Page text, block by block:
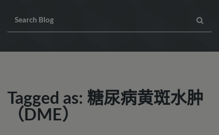
Tagged as: 糖尿病黄斑水肿
（DME）